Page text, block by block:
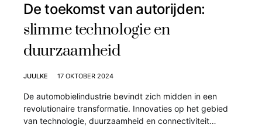
De toekomst van autorijden:
slimme technologie en
duurzaamheid
JUULKE 17 OKTOBER 2024
De automobielindustrie bevindt zich midden in een
revolutionaire transformatie. Innovaties op het gebied
van technologie, duurzaamheid en connectiviteit…